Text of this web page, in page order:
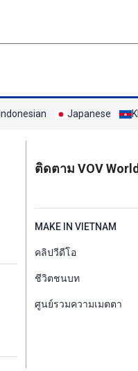
Indonesian Japanese
Mạng xã
ติดตาม VOV
menu
MAKE IN VIETNAM
คลิปวีดีโอ
ชีวิตชนบท
ศูนย์รวมความเมตตา